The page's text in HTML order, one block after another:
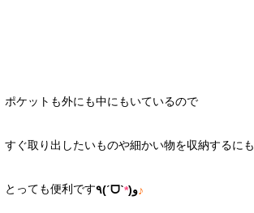
ポケットも外にも中にもいているので
すぐ取り出したいものや細かい物を収納するにも
とっても便利です ٩(ˊᗜˋ* )و♪